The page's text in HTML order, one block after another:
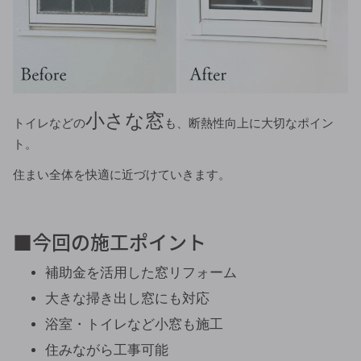
トイレなどの小さな窓 も、断熱性向上に大切なポイン
ト。
住まい全体を快適に近づけていきます。
■今回の施工ポイント
補助金を活用した窓リフォーム
大きな掃き出し窓にも対応
浴室・トイレなど小窓も施工
住みながら工事可能